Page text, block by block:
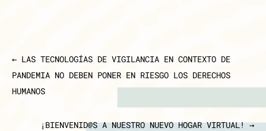
← LAS TECNOLOGÍAS DE VIGILANCIA EN CONTEXTO DE
PANDEMIA NO DEBEN PONER EN RIESGO LOS DERECHOS
HUMANOS
¡BIENVENID@S A NUESTRO NUEVO HOGAR VIRTUAL!→